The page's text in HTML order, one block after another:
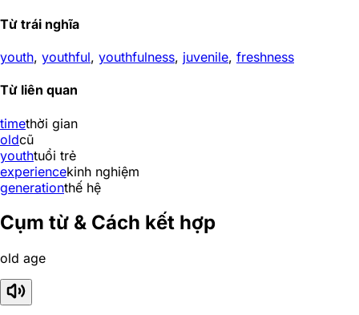
Từ trái nghĩa
youth, youthful, youthfulness, juvenile, freshness
Từ liên quan
timethời gian
oldcũ
youthtuổi trẻ
experiencekinh nghiệm
generationthế hệ
Cụm từ & Cách kết hợp
old age